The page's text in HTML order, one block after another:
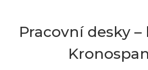
Pracovní desky –
Kronospan